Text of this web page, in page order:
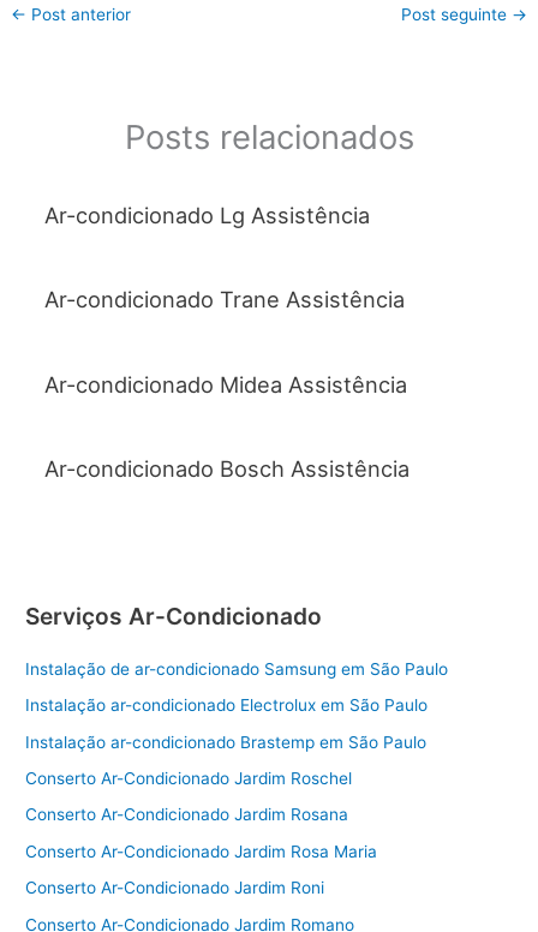
← Post anterior Post seguinte →
Posts relacionados
Ar-condicionado Lg Assistência
Ar-condicionado Trane Assistência
Ar-condicionado Midea Assistência
Ar-condicionado Bosch Assistência
Serviços Ar-Condicionado
Instalação de ar-condicionado Samsung em São Paulo
Instalação ar-condicionado Electrolux em São Paulo
Instalação ar-condicionado Brastemp em São Paulo
Conserto Ar-Condicionado Jardim Roschel
Conserto Ar-Condicionado Jardim Rosana
Conserto Ar-Condicionado Jardim Rosa Maria
Conserto Ar-Condicionado Jardim Roni
Conserto Ar-Condicionado Jardim Romano